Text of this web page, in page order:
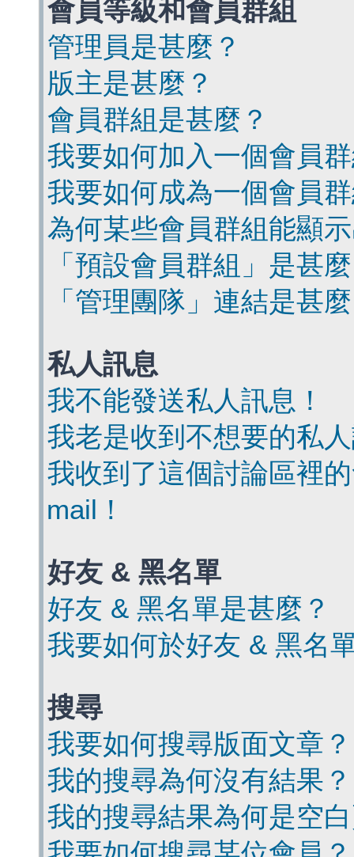
會員等級和會員群組
管理員是甚麼？
版主是甚麼？
會員群組是甚麼？
我要如何加入一個會員
我要如何成為一個會員
為何某些會員群組能顯
「預設會員群組」是甚
「管理團隊」連結是甚
私人訊息
我不能發送私人訊息！
我老是收到不想要的私
我收到了這個討論區裡
mail！
好友 & 黑名單
好友 & 黑名單是甚麼？
我要如何於好友 & 黑名
搜尋
我要如何搜尋版面文章？
我的搜尋為何沒有結果？
我的搜尋結果為何是空